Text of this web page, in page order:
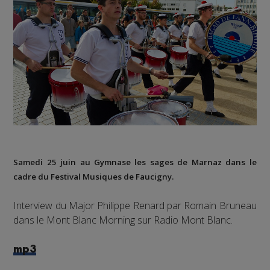
Samedi 25 juin au Gymnase les sages de Marnaz dans le
cadre du Festival Musiques de Faucigny.
Interview du Major Philippe Renard par Romain Bruneau
dans le Mont Blanc Morning sur Radio Mont Blanc.
mp3